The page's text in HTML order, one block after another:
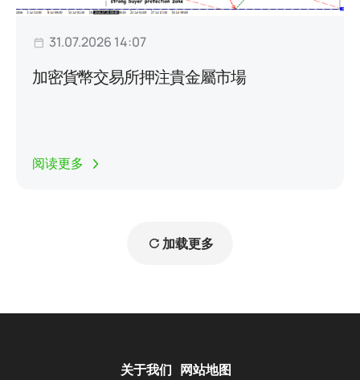
31.07.2026 14:07
加密貨幣交易所押注貴金屬市場
阅读更多
加载更多
关于我们 网站地图